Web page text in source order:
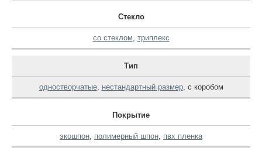
Стекло
со стеклом, триплекс
Тип
одностворчатые, нестандартный размер, с коробом
Покрытие
экошпон, полимерный шпон, пвх пленка